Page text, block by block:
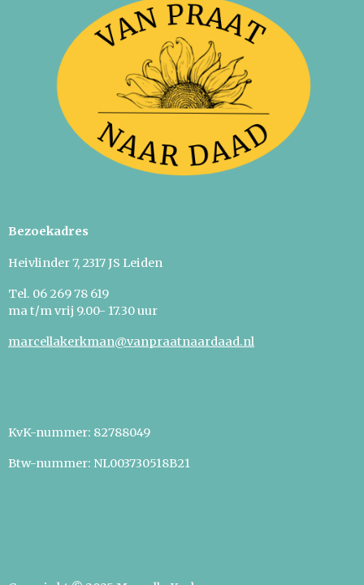
Bezoekadres
Heivlinder 7, 2317 JS Leiden
Tel. 06 269 78 619
ma t/m vrij 9.00- 17.30 uur
marcellakerkman@vanpraatnaardaad.nl
KvK-nummer: 82788049
Btw-nummer: NL003730518B21